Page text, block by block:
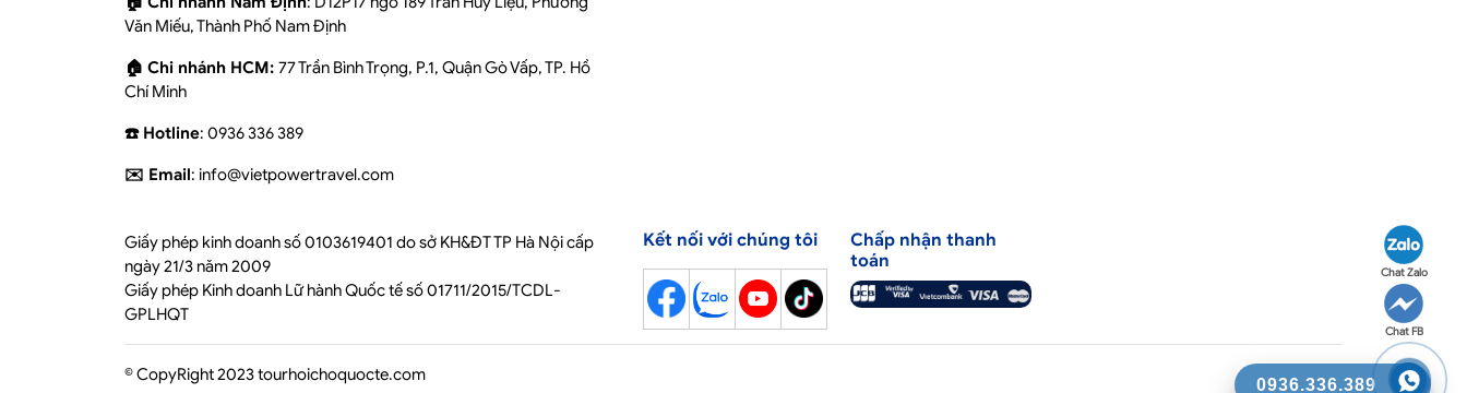
Chat Zalo
Chat FB
0936.336.389
Văn Miếu, Thành Phố Nam Định
🏠 Chi nhánh HCM: 77 Trần Bình Trọng, P.1, Quận Gò Vấp, TP. Hồ
Chí Minh
☎️ Hotline: 0936 336 389
✉️ Email: info@vietpowertravel.com
Giấy phép kinh doanh số 0103619401 do sở KH&ĐT TP Hà Nội cấp
ngày 21/3 năm 2009
Giấy phép Kinh doanh Lữ hành Quốc tế số 01711/2015/TCDL-
GPLHQT
Kết nối với chúng tôi
Chấp nhận thanh
toán
© CopyRight 2023 tourhoichoquocte.com